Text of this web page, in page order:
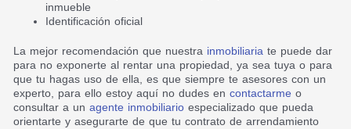
inmueble
Identificación oficial
La mejor recomendación que nuestra inmobiliaria te puede dar
para no exponerte al rentar una propiedad, ya sea tuya o para
que tu hagas uso de ella, es que siempre te asesores con un
experto, para ello estoy aquí no dudes encontactarme o
consultar a unagente inmobiliario especializado que pueda
orientarte y asegurarte de que tu contrato de arrendamiento